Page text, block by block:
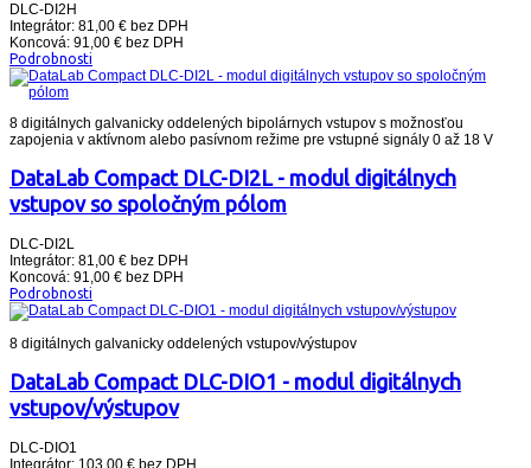
DLC-DI2H
Integrátor: 81,00 € bez DPH
Koncová: 91,00 € bez DPH
Podrobnosti
8 digitálnych galvanicky oddelených bipolárnych vstupov s možnosťou
zapojenia v aktívnom alebo pasívnom režime pre vstupné signály 0 až 18 V
DataLab Compact DLC-DI2L - modul digitálnych
vstupov so spoločným pólom
DLC-DI2L
Integrátor: 81,00 € bez DPH
Koncová: 91,00 € bez DPH
Podrobnosti
8 digitálnych galvanicky oddelených vstupov/výstupov
DataLab Compact DLC-DIO1 - modul digitálnych
vstupov/výstupov
DLC-DIO1
Integrátor: 103,00 € bez DPH